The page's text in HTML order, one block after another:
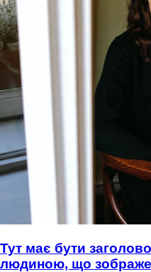
Тут має бути
людиною, що